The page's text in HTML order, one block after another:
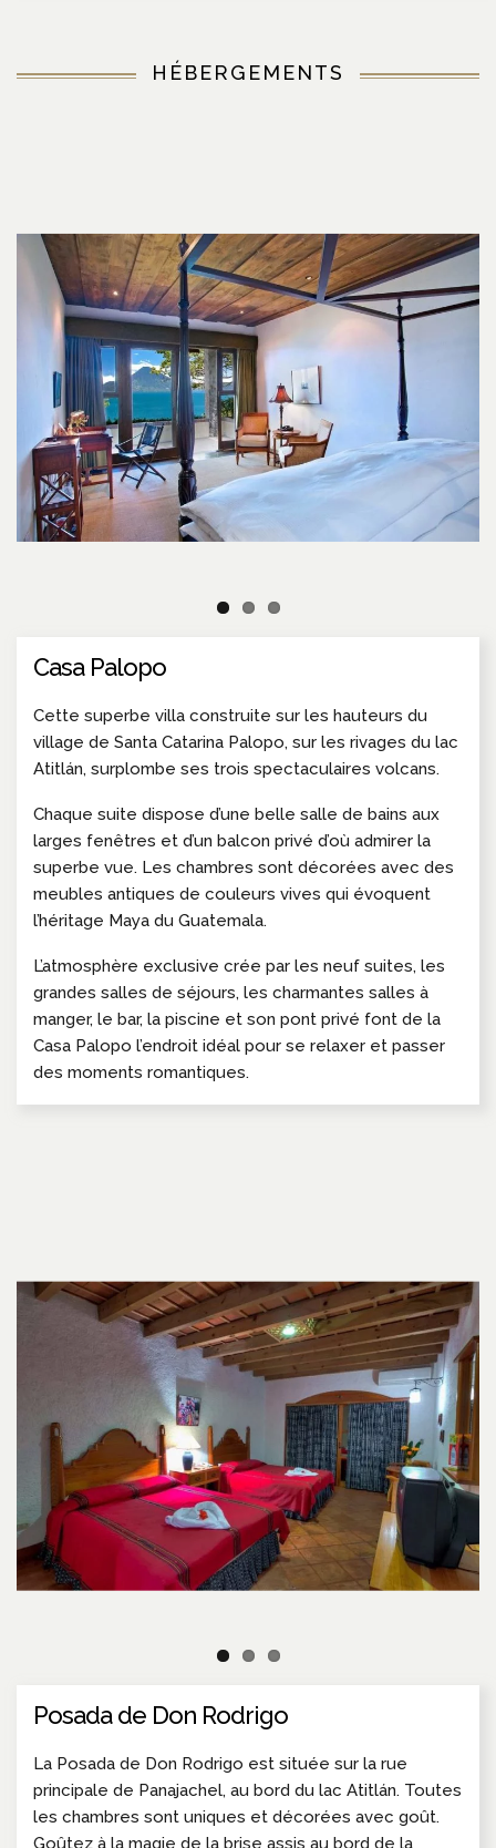
HÉBERGEMENTS
Casa Palopo
Cette superbe villa construite sur les hauteurs du
village de Santa Catarina Palopo, sur les rivages du lac
Atitlán, surplombe ses trois spectaculaires volcans.
Chaque suite dispose d’une belle salle de bains aux
larges fenêtres et d’un balcon privé d’où admirer la
superbe vue. Les chambres sont décorées avec des
meubles antiques de couleurs vives qui évoquent
l’héritage Maya du Guatemala.
L’atmosphère exclusive crée par les neuf suites, les
grandes salles de séjours, les charmantes salles à
manger, le bar, la piscine et son pont privé font de la
Casa Palopo l’endroit idéal pour se relaxer et passer
des moments romantiques.
Posada de Don Rodrigo
La Posada de Don Rodrigo est située sur la rue
principale de Panajachel, au bord du lac Atitlán. Toutes
les chambres sont uniques et décorées avec goût.
Goûtez à la magie de la brise assis au bord de la